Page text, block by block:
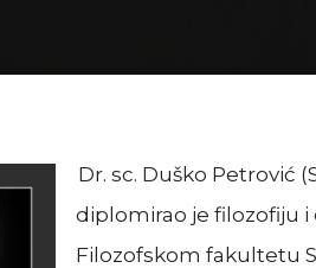
Dr. sc. Duško Petrović
diplomirao je filozofiju
Filozofskom fakultetu